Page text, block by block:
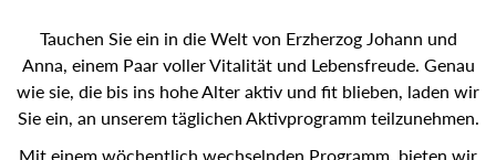
Tauchen Sie ein in die Welt von Erzherzog Johann und
Anna, einem Paar voller Vitalität und Lebensfreude. Genau
wie sie, die bis ins hohe Alter aktiv und fit blieben, laden
wir Sie ein, an unserem täglichen Aktivprogramm